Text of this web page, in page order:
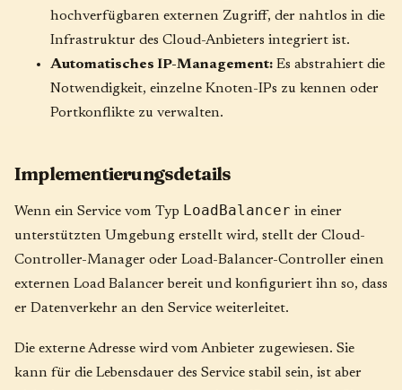
hochverfügbaren externen Zugriff, der nahtlos in die
Infrastruktur des Cloud-Anbieters integriert ist.
Automatisches IP-Management: Es abstrahiert die
Notwendigkeit, einzelne Knoten-IPs zu kennen oder
Portkonflikte zu verwalten.
Implementierungsdetails
Wenn ein Service vom Typ LoadBalancer in einer
unterstützten Umgebung erstellt wird, stellt der Cloud-
Controller-Manager oder Load-Balancer-Controller einen
externen Load Balancer bereit und konfiguriert ihn so, dass
er Datenverkehr an den Service weiterleitet.
Die externe Adresse wird vom Anbieter zugewiesen. Sie
kann für die Lebensdauer des Service stabil sein, ist aber